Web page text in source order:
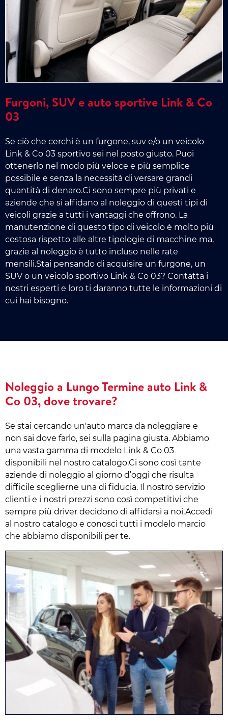
Furgoni, SUV e auto sportive Link & Co
03
Se ciò che cerchi è un furgone, suv e/o un veicolo
Link & Co 03 sportivo sei nel posto giusto. Puoi
ottenerlo nel modo più veloce e più semplice
possibile e senza la necessità di versare grandi
quantità di denaro.Ci sono sempre più privati e
aziende che si affidano al noleggio di questi tipi di
veicoli grazie a tutti i vantaggi che offrono. La
manutenzione di questo tipo di veicolo è molto più
costosa rispetto alle altre tipologie di macchine ma,
grazie al noleggio è tutto incluso nelle rate
mensili.Stai pensando di acquisire un furgone, un
SUV o un veicolo sportivo Link & Co 03? Contatta i
nostri esperti e loro ti daranno tutte le informazioni di
cui hai bisogno.
Noleggio a Lungo Termine auto Link &
Co 03, dove trovare?
Se stai cercando un'auto marca da noleggiare e
non sai dove farlo, sei sulla pagina giusta. Abbiamo
una vasta gamma di modelo Link & Co 03
disponibili nel nostro catalogo.Ci sono così tante
aziende di noleggio al giorno d’oggi che risulta
difficile sceglierne una di fiducia. Il nostro servizio
clienti e i nostri prezzi sono così competitivi che
sempre più driver decidono di affidarsi a noi.Accedi
al nostro catalogo e conosci tutti i modelo marcio
che abbiamo disponibili per te.